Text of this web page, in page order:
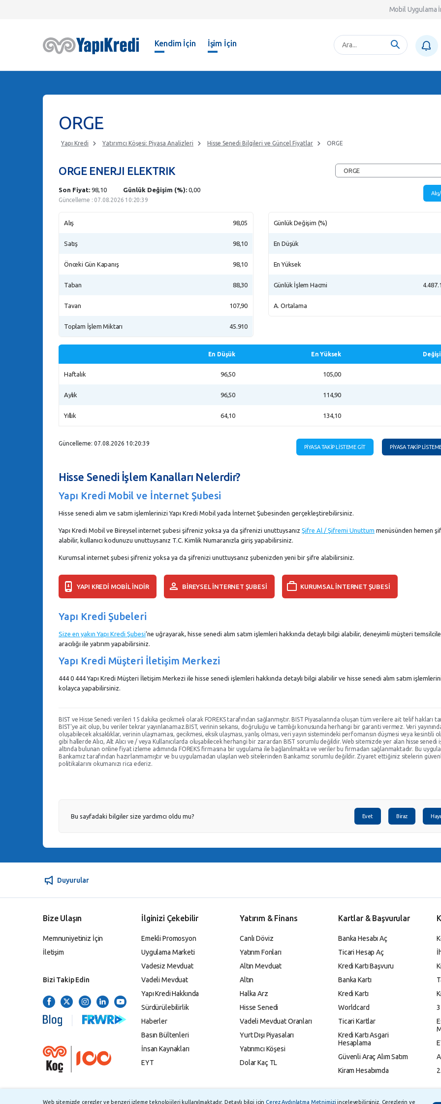
Mobil Uygulama
Kendim İçin İşim İçin
ORGE
Yapı Kredi Yatırımcı Köşesi: Piyasa Analizleri Hisse Senedi Bilgileri ve Güncel Fiyatlar ORGE
ORGE ENERJI ELEKTRIK ORGE
Son Fiyat: 98,10 Günlük Değişim (%): 0,00
Güncelleme : 07.08.2026 10:20:39
Alış 98,05
Satış 98,10
Önceki Gün Kapanış 98,10
Taban 88,30
Tavan 107,90
Toplam İşlem Miktarı 45.910
Günlük Değişim (%)
En Düşük
En Yüksek
Günlük İşlem Hacmi
A. Ortalama
En Düşük En Yüksek
Haftalık 96,50 105,00
Aylık 96,50 114,90
Yıllık 64,10 134,10
Güncelleme: 07.08.2026 10:20:39
PİYASA TAKİP LİSTEME GİT PİYASA TAKİP
Hisse Senedi İşlem Kanalları Nelerdir?
Yapı Kredi Mobil ve İnternet Şubesi
Hisse senedi alım ve satım işlemlerinizi Yapı Kredi Mobil yada İnternet Şubesinden gerçekleştirebilirsiniz.
Yapı Kredi Mobil ve Bireysel internet şubesi şifreniz yoksa ya da şifrenizi unuttuysanız Şifre Al / Şifremi Unuttum menüsünden hemen
alabilir, kullanıcı kodunuzu unuttuysanız T.C. Kimlik Numaranızla giriş yapabilirsiniz.
Kurumsal internet şubesi şifreniz yoksa ya da şifrenizi unuttuysanız şubenizden yeni bir şifre alabilirsiniz.
YAPI KREDİ MOBİL İNDİR BİREYSEL İNTERNET ŞUBESİ KURUMSAL İNTERNET ŞUBESİ
Yapı Kredi Şubeleri
Size en yakın Yapı Kredi Şubesi’ne uğrayarak, hisse senedi alım satım işlemleri hakkında detaylı bilgi alabilir, deneyimli müşteri
aracılığı ile yatırım yapabilirsiniz.
Yapı Kredi Müşteri İletişim Merkezi
444 0 444 Yapı Kredi Müşteri İletişim Merkezi ile hisse senedi işlemleri hakkında detaylı bilgi alabilir ve hisse senedi alım satım
kolayca yapabilirsiniz.
BIST ve Hisse Senedi verileri 15 dakika gecikmeli olarak FOREKS tarafından sağlanmıştır. BIST Piyasalarında oluşan tüm verilere ait telif hakları
BIST'ye ait olup, bu veriler tekrar yayınlanamaz.BIST, verinin sekansı, doğruluğu ve tamlığı konusunda herhangi bir garanti vermez. Veri
oluşabilecek aksaklıklar, verinin ulaşmaması, gecikmesi, eksik ulaşması, yanlış olması, veri yayın sistemindeki perfomansın düşmesi veya kesintili
gibi hallerde Alıcı, Alt Alıcı ve / veya Kullanıcılarda oluşabilecek herhangi bir zarardan BIST sorumlu değildir. Web sitemizde yer alan hisse senedi
altında bulunan online fiyat izleme adımında FOREKS firmasına bir uygulama ile bağlanılmakta ve veriler bu firmadan sağlanmaktadır. Bu
Bankamız tarafından hazırlanmamıştır ve bu uygulamadan ulaşılan web sitelerinden Bankamız sorumlu değildir. Ziyaret ettiğiniz sitelerin
politikalarını okumanızı rica ederiz.
Bu sayfadaki bilgiler size yardımcı oldu mu? Evet Biraz
Duyurular
Bize Ulaşın
Memnuniyetiniz İçin
İletişim
Bizi Takip Edin
İlginizi Çekebilir
Emekli Promosyon
Uygulama Marketi
Vadesiz Mevduat
Vadeli Mevduat
Yapı Kredi Hakkında
Sürdürülebilirlik
Haberler
Basın Bültenleri
İnsan Kaynakları
EYT
Yatırım & Finans
Canlı Döviz
Yatırım Fonları
Altın Mevduat
Altın
Halka Arz
Hisse Senedi
Vadeli Mevduat Oranları
Yurt Dışı Piyasaları
Yatırımcı Köşesi
Dolar Kaç TL
Kartlar & Başvurular
Banka Hesabı Aç
Ticari Hesap Aç
Kredi Kartı Başvuru
Banka Kartı
Kredi Kartı
Worldcard
Ticari Kartlar
Kredi Kartı Asgari
Hesaplama
Güvenli Araç Alım Satım
Kiram Hesabımda
Web sitemizde çerezler ve benzeri izleme teknolojileri kullanılmaktadır. Detaylı bilgi için Çerez Aydınlatma Metnimizi inceleyebilirsiniz. Çerezlerin ve